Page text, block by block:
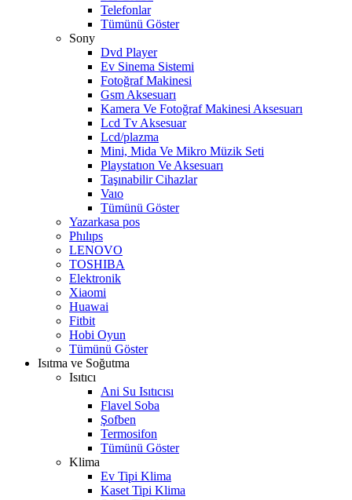
Telefonlar
Tümünü Göster
Sony
Dvd Player
Ev Sinema Sistemi
Fotoğraf Makinesi
Gsm Aksesuarı
Kamera Ve Fotoğraf Makinesi Aksesuarı
Lcd Tv Aksesuar
Lcd/plazma
Mini, Mida Ve Mikro Müzik Seti
Playstatıon Ve Aksesuarı
Taşınabilir Cihazlar
Vaıo
Tümünü Göster
Yazarkasa pos
Phılıps
LENOVO
TOSHIBA
Elektronik
Xiaomi
Huawai
Fitbit
Hobi Oyun
Tümünü Göster
Isıtma ve Soğutma
Isıtıcı
Ani Su Isıtıcısı
Flavel Soba
Şofben
Termosifon
Tümünü Göster
Klima
Ev Tipi Klima
Kaset Tipi Klima